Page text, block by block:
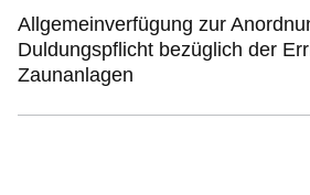
Allgemeinverfügung zur
Duldungspflicht bezüglich der
Zaunanlagen